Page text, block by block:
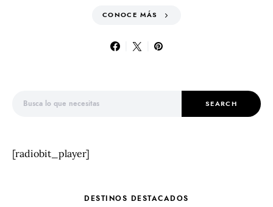
CONOCE MÁS
SEARCH
[radiobit_player]
DESTINOS DESTACADOS